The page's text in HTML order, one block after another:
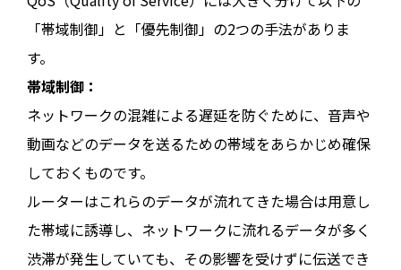
「帯域制御」と「優先制御」の2つの手法がありま
す。
帯域制御：
ネットワークの混雑による遅延を防ぐために、音声や
動画などのデータを送るための帯域をあらかじめ確保
しておくものです。
ルーターはこれらのデータが流れてきた場合は用意し
た帯域に誘導し、ネットワークに流れるデータが多く
渋滞が発生していても、その影響を受けずに伝送でき